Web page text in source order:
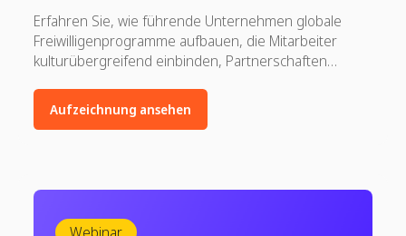
Erfahren Sie, wie führende Unternehmen globale
Freiwilligenprogramme aufbauen, die Mitarbeiter
kulturübergreifend einbinden, Partnerschaften
Aufzeichnung ansehen